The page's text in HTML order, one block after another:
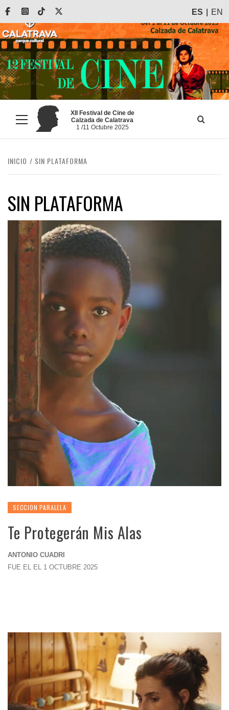
Saltar
contenido
FacebookInstagram
Tiktok ES EN
Menú
principal
XII Festival de Cine de
Calzada de Calatrava
1 /11 Octubre 2025
INICIO SIN PLATAFORMA
SIN PLATAFORMA
SECCION PARALELA
Te Protegerán Mis Alas
ANTONIO CUADRI
FUE EL EL 1 OCTUBRE 2025